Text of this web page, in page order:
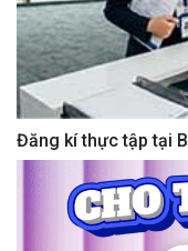
Đăng kí thực tập tại